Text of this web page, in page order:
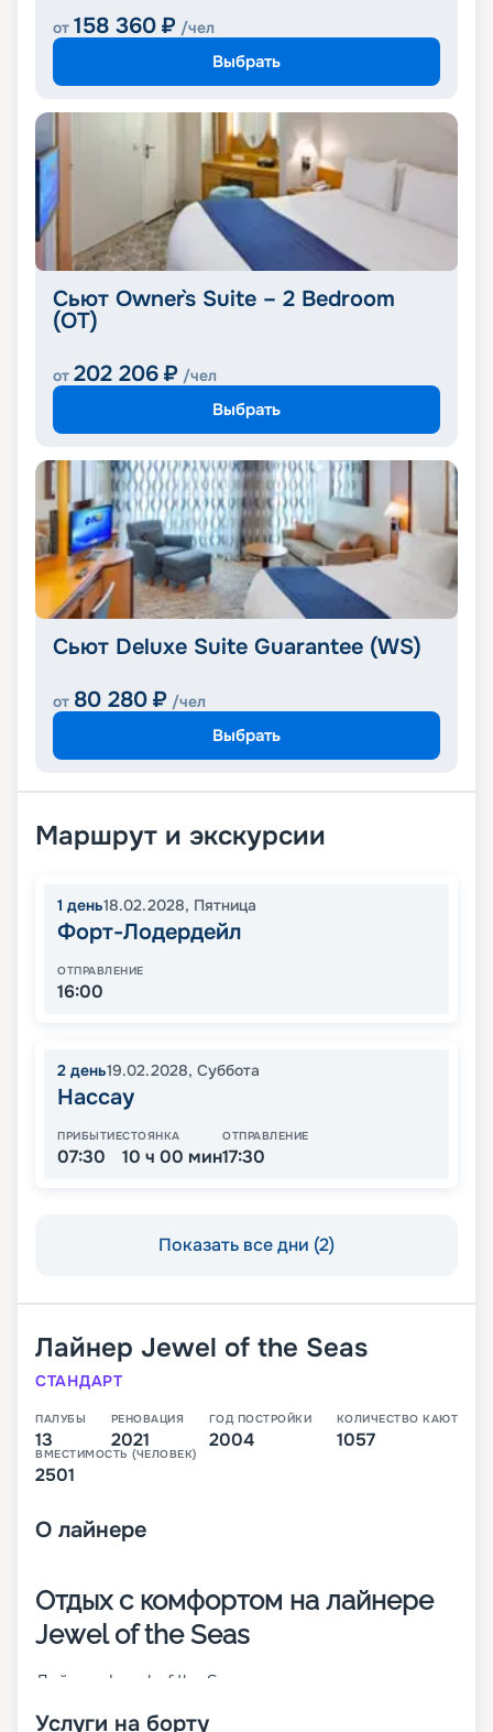
от 158 360 ₽ /чел
Выбрать
Сьют Owner`s Suite – 2 Bedroom
(OT)
от 202 206 ₽ /чел
Выбрать
Сьют Deluxe Suite Guarantee (WS)
от 80 280 ₽ /чел
Выбрать
Маршрут и экскурсии
1 день18.02.2028, Пятница
Форт-Лодердейл
ОТПРАВЛЕНИЕ
16:00
2 день19.02.2028, Суббота
Нассау
ПРИБЫТИЕ
07:30
СТОЯНКА
10 ч 00 мин
ОТПРАВЛЕНИЕ
17:30
Показать все дни (2)
Лайнер Jewel of the Seas
СТАНДАРТ
ПАЛУБЫ
13
РЕНОВАЦИЯ
2021
ГОД ПОСТРОЙКИ
2004
КОЛИЧЕСТВО КАЮТ
1057
ВМЕСТИМОСТЬ (ЧЕЛОВЕК)
2501
О лайнере
Отдых с комфортом на лайнере
Jewel of the Seas
Лайнер Jewel of the Seas – представитель класса
отличается средними размерами и небольшой
Услуги на борту